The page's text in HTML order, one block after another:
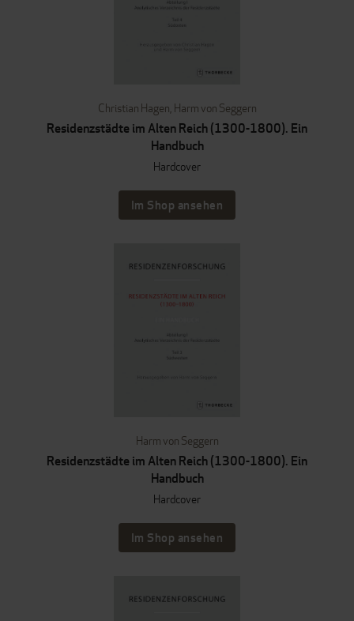
Christian Hagen, Harm von Seggern
Residenzstädte im Alten Reich (1300-1800). Ein
Handbuch
Hardcover
Im Shop ansehen
Harm von Seggern
Residenzstädte im Alten Reich (1300-1800). Ein
Handbuch
Hardcover
Im Shop ansehen